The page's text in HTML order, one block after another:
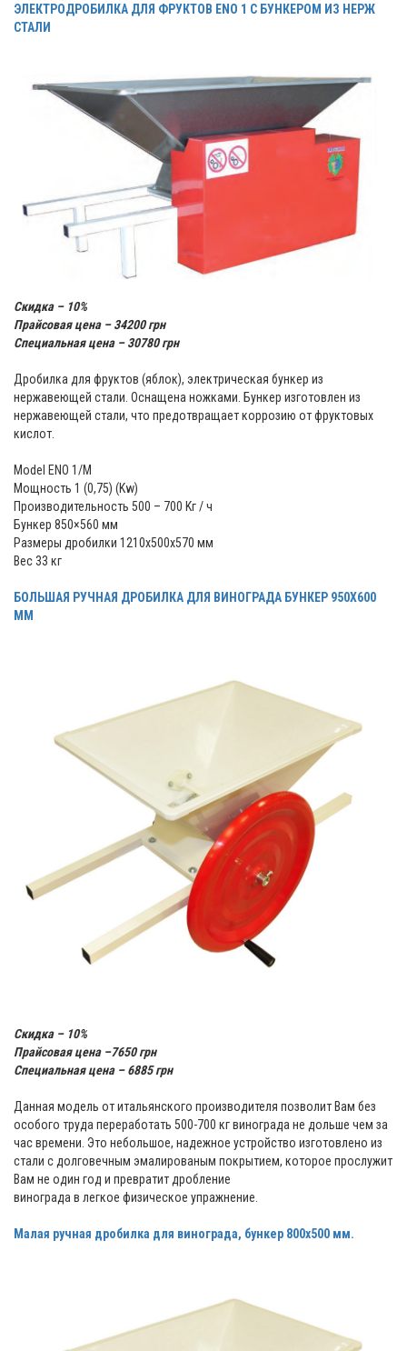
ЭЛЕКТРОДРОБИЛКА ДЛЯ ФРУКТОВ ЕNO 1 С БУНКЕРОМ ИЗ НЕРЖ
СТАЛИ
Скидка – 10%
Прайсовая цена – 34200 грн
Специальная цена – 30780 грн
Дробилка для фруктов (яблок), электрическая бункер из
нержавеющей стали. Оснащена ножками. Бункер изготовлен из
нержавеющей стали, что предотвращает коррозию от фруктовых
кислот.
Model ENO 1/M
Мощность 1 (0,75) (Kw)
Производительность 500 – 700 Kг / ч
Бункер 850×560 мм
Размеры дробилки 1210x500x570 мм
Вес 33 кг
БОЛЬШАЯ РУЧНАЯ ДРОБИЛКА ДЛЯ ВИНОГРАДА БУНКЕР 950Х600
ММ
Скидка – 10%
Прайсовая цена –7650 грн
Специальная цена – 6885 грн
Данная модель от итальянского производителя позволит Вам без
особого труда переработать 500-700 кг винограда не дольше чем за
час времени. Это небольшое, надежное устройство изготовлено из
стали с долговечным эмалированым покрытием, которое прослужит
Вам не один год и превратит дробление
винограда в легкое физическое упражнение.
Малая ручная дробилка для винограда, бункер 800х500 мм.